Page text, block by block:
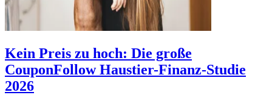
Kein Preis zu hoch: Die große
CouponFollow Haustier-Finanz-Studie
2026